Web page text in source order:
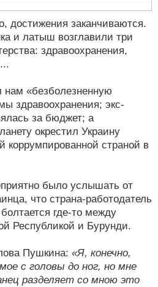
достижения заканчиваются.
и латыш возглавили три
здравоохранения,
«безболезненную
здравоохранения; экс-
за бюджет; а
окрестил Украину
коррумпированной страной в
было услышать от
что страна-работодатель
где-то между
Республикой и Бурунди.
Пушкина: «Я, конечно,
с головы до ног, но мне
разделяет со мною это